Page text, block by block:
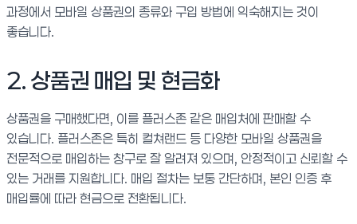
과정에서 모바일 상품권의 종류와 구입 방법에 익숙해지는 것이
좋습니다.
2. 상품권 매입 및 현금화
상품권을 구매했다면, 이를 플러스존 같은 매입처에 판매할 수
있습니다. 플러스존은 특히 컬쳐랜드 등 다양한 모바일 상품권을
전문적으로 매입하는 창구로 잘 알려져 있으며, 안정적이고 신뢰할 수
있는 거래를 지원합니다. 매입 절차는 보통 간단하며, 본인 인증 후
매입률에 따라 현금으로 전환됩니다.